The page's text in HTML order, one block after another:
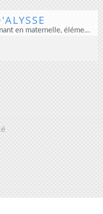
Ressources partagées pour enseignant en maternelle, élémentaire et direction d'école